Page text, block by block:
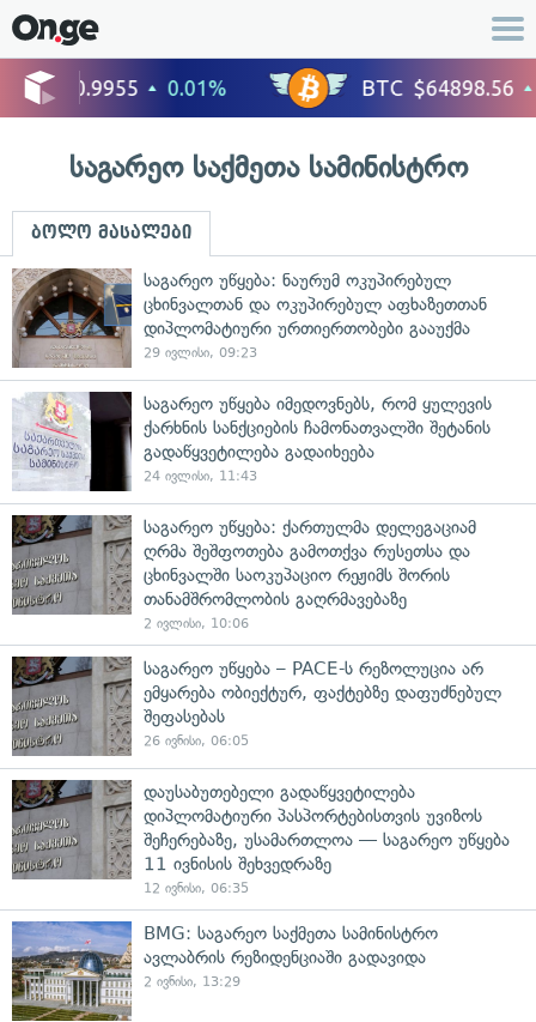
საგარეო საქმეთა სამინისტრო
ბოლო მასალები
საგარეო უწყება: ნაურუმ ოკუპირებულ
ცხინვალთან და ოკუპირებულ აფხაზეთთან
დიპლომატიური ურთიერთობები გააუქმა
29 ივლისი, 09:23
საგარეო უწყება იმედოვნებს, რომ ყულევის
ქარხნის სანქციების ჩამონათვალში შეტანის
გადაწყვეტილება გადაიხეება
24 ივლისი, 11:43
საგარეო უწყება: ქართულმა დელეგაციამ
ღრმა შეშფოთება გამოთქვა რუსეთსა და
ცხინვალში საოკუპაციო რეჟიმს შორის
თანამშრომლობის გაღრმავებაზე
2 ივლისი, 10:06
საგარეო უწყება – PACE-ს რეზოლუცია არ
ემყარება ობიექტურ, ფაქტებზე დაფუძნებულ
შეფასებას
26 ივნისი, 06:05
დაუსაბუთებელი გადაწყვეტილება
დიპლომატიური პასპორტებისთვის უვიზოს
შეჩერებაზე, უსამართლოა — საგარეო უწყება
11 ივნისის შეხვედრაზე
12 ივნისი, 06:35
BMG: საგარეო საქმეთა სამინისტრო
ავლაბრის რეზიდენციაში გადავიდა
2 ივნისი, 13:29